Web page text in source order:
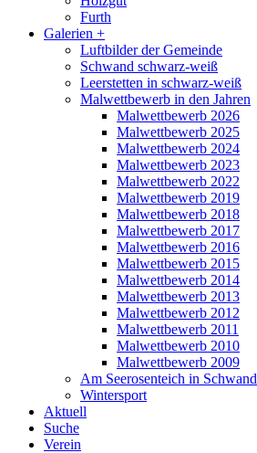
Furth
Galerien +
Luftbilder der Gemeinde
Schwand schwarz-weiß
Leerstetten in schwarz-weiß
Malwettbewerb in den Jahren
Malwettbewerb 2026
Malwettbewerb 2025
Malwettbewerb 2024
Malwettbewerb 2023
Malwettbewerb 2022
Malwettbewerb 2019
Malwettbewerb 2018
Malwettbewerb 2017
Malwettbewerb 2016
Malwettbewerb 2015
Malwettbewerb 2014
Malwettbewerb 2013
Malwettbewerb 2012
Malwettbewerb 2011
Malwettbewerb 2010
Malwettbewerb 2009
Am Seerosenteich in Schwand
Wintersport
Aktuell
Suche
Verein